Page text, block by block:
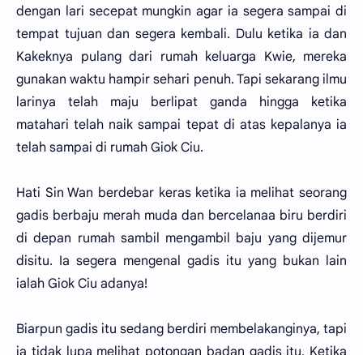
dengan lari secepat mungkin agar ia segera sampai di
tempat tujuan dan segera kembali. Dulu ketika ia dan
Kakeknya pulang dari rumah keluarga Kwie, mereka
gunakan waktu hampir sehari penuh. Tapi sekarang ilmu
larinya telah maju berlipat ganda hingga ketika
matahari telah naik sampai tepat di atas kepalanya ia
telah sampai di rumah Giok Ciu.
Hati Sin Wan berdebar keras ketika ia melihat seorang
gadis berbaju merah muda dan bercelanaa biru berdiri
di depan rumah sambil mengambil baju yang dijemur
disitu. Ia segera mengenal gadis itu yang bukan lain
ialah Giok Ciu adanya!
Biarpun gadis itu sedang berdiri membelakanginya, tapi
ia tidak lupa melihat potongan badan gadis itu. Ketika